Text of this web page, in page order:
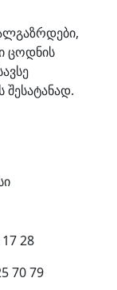
ცოდნის
28
70 79